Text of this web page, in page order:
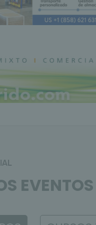
EVENTOS